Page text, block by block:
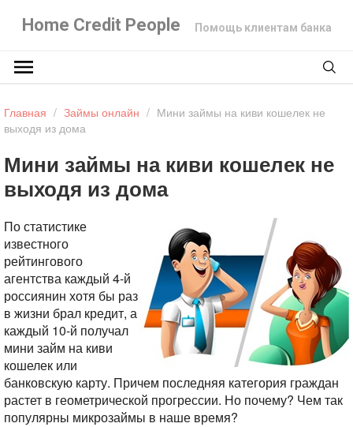
Home Credit People Помощь клиентам банка
Главная / Займы онлайн / Мини займы на киви кошелек не
выходя из дома
Мини займы на киви кошелек не
выходя из дома
По статистике
известного
рейтингового
агентства каждый 4-й
россиянин хотя бы раз
в жизни брал кредит, а
каждый 10-й получал
мини займ на киви
кошелек или
банковскую карту. Причем последняя категория граждан
растет в геометрической прогрессии. Но почему? Чем так
популярны микрозаймы в наше время?